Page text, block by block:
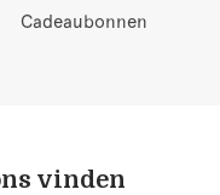
Cadeaubonnen
vinden